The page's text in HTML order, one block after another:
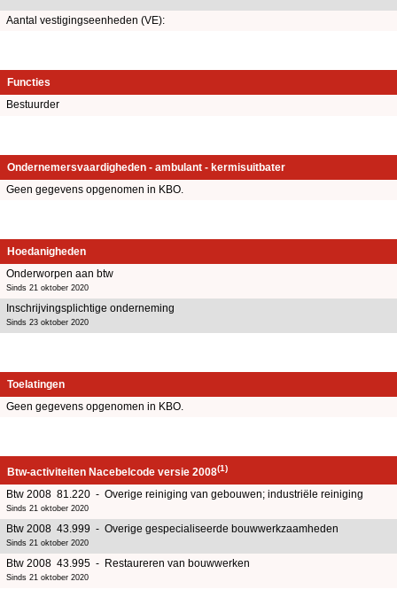
Aantal vestigingseenheden (VE):
Functies
Bestuurder
Ondernemersvaardigheden - ambulant - kermisuitbater
Geen gegevens opgenomen in KBO.
Hoedanigheden
Onderworpen aan btw
Sinds 21 oktober 2020
Inschrijvingsplichtige onderneming
Sinds 23 oktober 2020
Toelatingen
Geen gegevens opgenomen in KBO.
Btw-activiteiten Nacebelcode versie 2008(1)
Btw 2008 81.220 - Overige reiniging van gebouwen; industriële reiniging
Sinds 21 oktober 2020
Btw 2008 43.999 - Overige gespecialiseerde bouwwerkzaamheden
Sinds 21 oktober 2020
Btw 2008 43.995 - Restaureren van bouwwerken
Sinds 21 oktober 2020